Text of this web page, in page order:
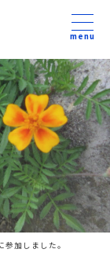
menu
加しました。